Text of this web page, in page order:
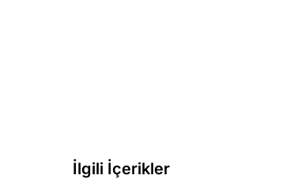
İlgili İçerikler